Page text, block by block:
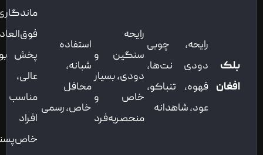
بلک
افغان
رایحه، چوبی
دودی نت‌ها،
قهوه، تنباکو،
عود، شاهدانه
رایحه
سنگین و
دودی، بسیار
خاص و
منحصربه‌فرد
استفاده
شبانه،
محافل
خاص، رسمی
ماندگاری
فوق‌العاده،
پخش بوی
عالی،
مناسب
افراد
خاص‌پسند